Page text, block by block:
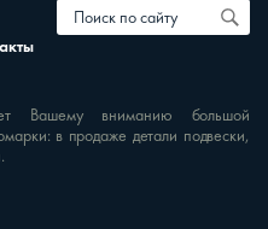
Вашему вниманию большой
в продаже детали подвески,